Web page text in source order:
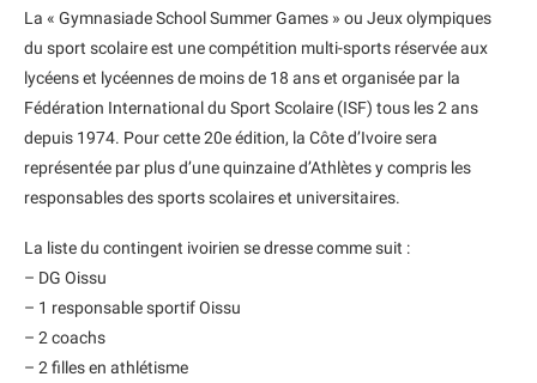
La « Gymnasiade School Summer Games » ou Jeux olympiques
du sport scolaire est une compétition multi-sports réservée aux
lycéens et lycéennes de moins de 18 ans et organisée par la
Fédération International du Sport Scolaire (ISF) tous les 2 ans
depuis 1974. Pour cette 20e édition, la Côte d’Ivoire sera
représentée par plus d’une quinzaine d’Athlètes y compris les
responsables des sports scolaires et universitaires.
La liste du contingent ivoirien se dresse comme suit :
– DG Oissu
– 1 responsable sportif Oissu
– 2 coachs
– 2 filles en athlétisme